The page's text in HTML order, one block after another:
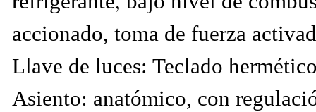
accionado, toma de fuerza
Llave de luces: Teclado
Asiento: anatómico, con